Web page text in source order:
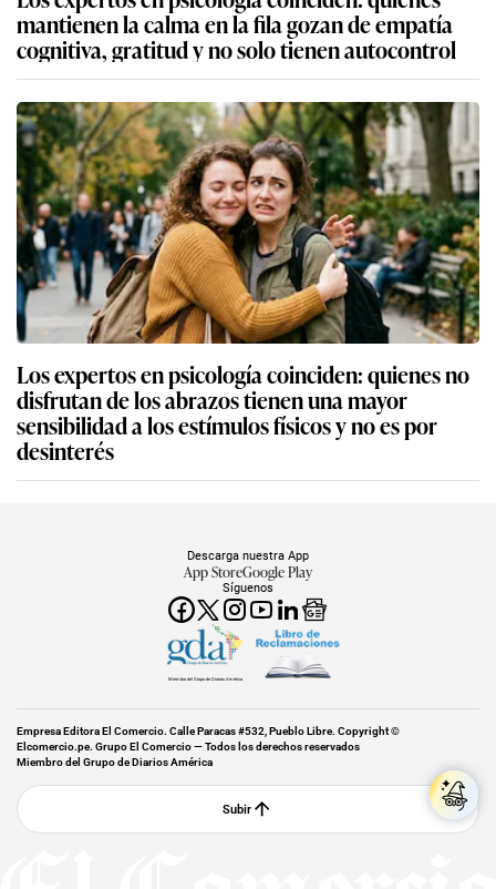
mantienen la calma en la fila gozan de empatía
cognitiva, gratitud y no solo tienen autocontrol
Los expertos en psicología coinciden: quienes no
disfrutan de los abrazos tienen una mayor
sensibilidad a los estímulos físicos y no es por
desinterés
Síguenos
Descarga nuestra App
App StoreGoogle Play
Miembro del Grupo de Diarios América
Empresa Editora El Comercio. Calle Paracas #532, Pueblo Libre. Copyright ©
Elcomercio.pe. Grupo El Comercio — Todos los derechos reservados
Miembro del Grupo de Diarios América
Subir